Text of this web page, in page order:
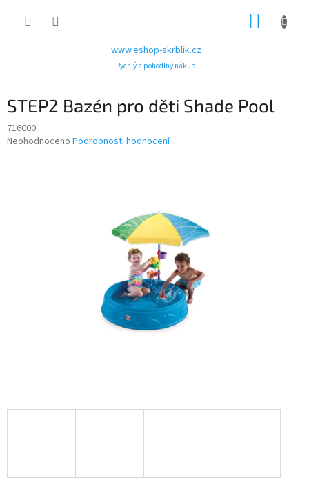
www.eshop-skrblik.cz
Rychlý a pohodlný nákup
STEP2 Bazén pro děti Shade Pool
716000
Průměrné
Neohodnoceno Podrobnosti hodnocení